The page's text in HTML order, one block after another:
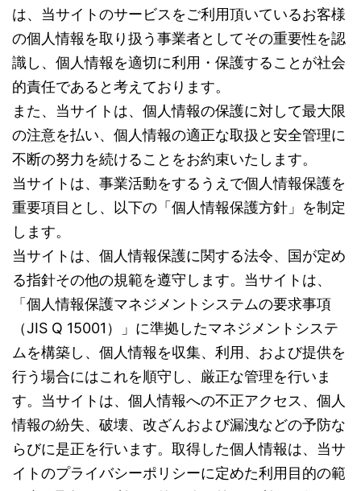
は、当サイトのサービスをご利用頂いているお客様
の個人情報を取り扱う事業者としてその重要性を認
識し、個人情報を適切に利用・保護することが社会
的責任であると考えております。
また、当サイトは、個人情報の保護に対して最大限
の注意を払い、個人情報の適正な取扱と安全管理に
不断の努力を続けることをお約束いたします。
当サイトは、事業活動をするうえで個人情報保護を
重要項目とし、以下の「個人情報保護方針」を制定
します。
当サイトは、個人情報保護に関する法令、国が定め
る指針その他の規範を遵守します。当サイトは、
「個人情報保護マネジメントシステムの要求事項
（JIS Q 15001）」に準拠したマネジメントシステ
ムを構築し、個人情報を収集、利用、および提供を
行う場合にはこれを順守し、厳正な管理を行いま
す。当サイトは、個人情報への不正アクセス、個人
情報の紛失、破壊、改ざんおよび漏洩などの予防な
らびに是正を行います。取得した個人情報は、当サ
イトのプライバシーポリシーに定めた利用目的の範